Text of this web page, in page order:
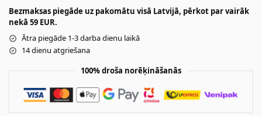
Bezmaksas piegāde uz pakomātu visā Latvijā, pērkot par vairāk
nekā 59 EUR.
Ātra piegāde 1-3 darba dienu laikā
14 dienu atgriešana
100% droša norēķināšanās